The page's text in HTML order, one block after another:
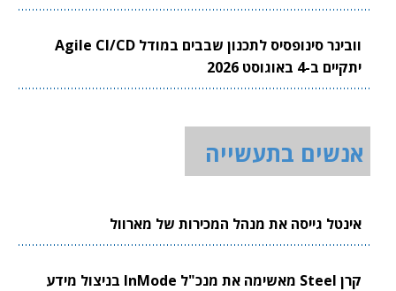
וובינר סינופסיס לתכנון שבבים במודל Agile CI/CD
יתקיים ב-4 באוגוסט 2026
אנשים בתעשייה
אינטל גייסה את מנהל המכירות של מארוול
קרן Steel מאשימה את מנכ"ל InMode בניצול מידע